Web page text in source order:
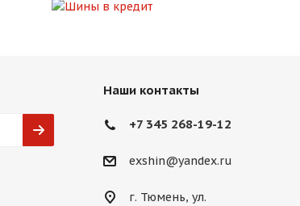
Наши контакты
+7 345 268-19-12
exshin@yandex.ru
г. Тюмень, ул.